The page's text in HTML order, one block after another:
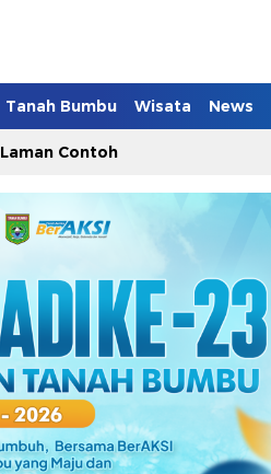
Tanah Bumbu Wisata News
Laman Contoh